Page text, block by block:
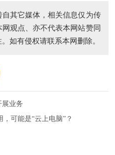
自其它媒体，相关信息仅为传
观点、亦不代表本网站赞同
如有侵权请联系本网删除。
展业务
可能是“云上电脑”？